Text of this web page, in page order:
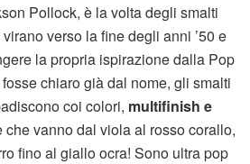
Pollock, è la volta degli smalti
verso la fine degli anni ’50 e
la propria ispirazione dalla Pop
chiaro già dal nome, gli smalti
coi colori, multifinish e
che vanno dal viola al rosso corallo,
fino al giallo ocra! Sono ultra pop